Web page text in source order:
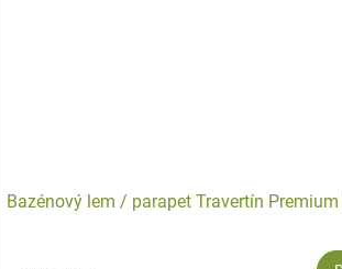
Bazénový lem / parapet Travertín